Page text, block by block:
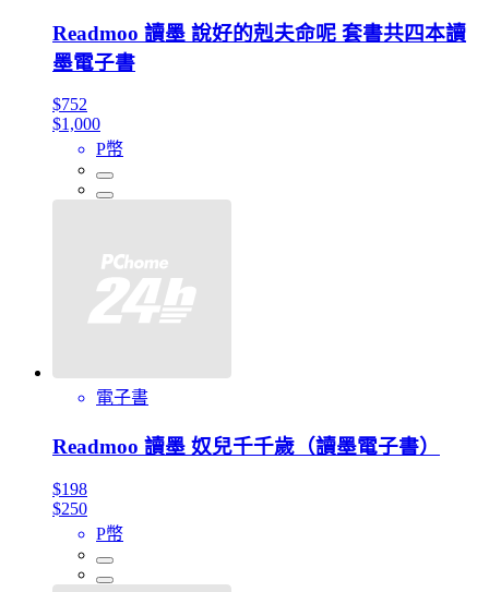
Readmoo 讀墨 說好的剋夫命呢 套書共四本讀
墨電子書
$752
$1,000
P幣
電子書
Readmoo 讀墨 奴兒千千歲（讀墨電子書）
$198
$250
P幣